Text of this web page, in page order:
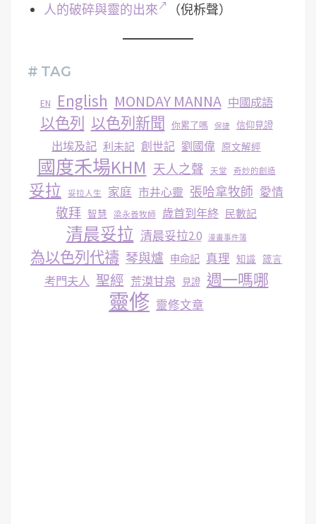
人的破碎與靈的出來
（倪柝聲）
# TAG
EN English MONDAY MANNA 中國成語
以色列 以色列新聞 你累了嗎 保捷 信仰見證
出埃及記 利未記 創世記 劉國偉 原文解經
國度禾場KHM 天人之聲 天堂 奇妙的創造
妥拉 妥拉人生 家庭 市井心靈 張哈拿牧師 愛情
敬拜 智慧 梁永善牧師 歳首到年終 民數記
清晨妥拉 清晨妥拉2.0 漫畫事件簿
為以色列代禱 琴與爐 申命記 真理 知識 箴言
考門夫人 聖經 荒漠甘泉 見證 週一嗎哪
靈修 靈修文章